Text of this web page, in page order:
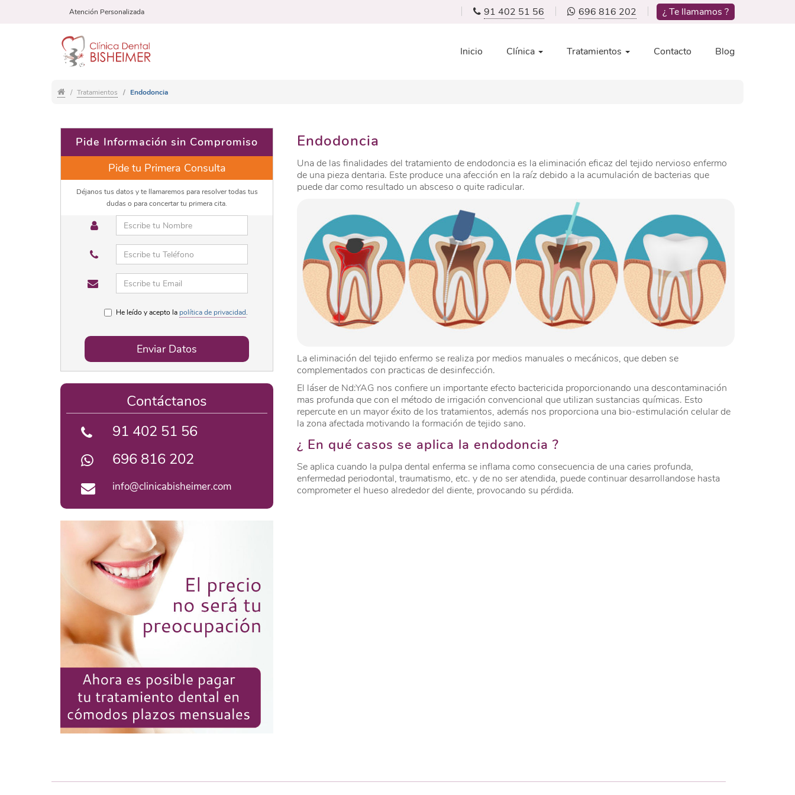
Atención Personalizada 91 402 51 56 696 816 202 ¿ Te llamamos ?
Inicio Clínica Tratamientos Contacto Blog
Tratamientos Endodoncia
Endodoncia
Una de las finalidades del tratamiento de endodoncia es la eliminación eficaz del tejido nervioso enfermo
de una pieza dentaria. Este produce una afección en la raíz debido a la acumulación de bacterias que
puede dar como resultado un absceso o quite radicular.
La eliminación del tejido enfermo se realiza por medios manuales o mecánicos, que deben se
complementados con practicas de desinfección.
El láser de Nd:YAG nos confiere un importante efecto bactericida proporcionando una descontaminación
mas profunda que con el método de irrigación convencional que utilizan sustancias químicas. Esto
repercute en un mayor éxito de los tratamientos, además nos proporciona una bio-estimulación celular de
la zona afectada motivando la formación de tejido sano.
¿ En qué casos se aplica la endodoncia ?
Se aplica cuando la pulpa dental enferma se inflama como consecuencia de una caries profunda,
enfermedad periodontal, traumatismo, etc. y de no ser atendida, puede continuar desarrollandose hasta
comprometer el hueso alrededor del diente, provocando su pérdida.
Pide Información sin Compromiso
Pide tu Primera Consulta
Déjanos tus datos y te llamaremos para resolver todas tus
dudas o para concertar tu primera cita.
He leído y acepto la política de privacidad.
Enviar Datos
Contáctanos
91 402 51 56
696 816 202
info@clinicabisheimer.com